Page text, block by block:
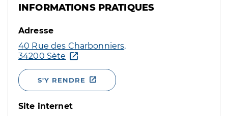
INFORMATIONS PRATIQUES
Adresse
40 Rue des Charbonniers,
34200 Sète
S'Y RENDRE
Site internet